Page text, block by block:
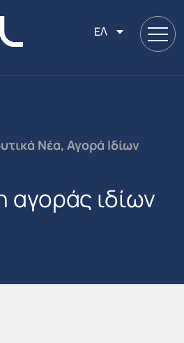
ΕΛ
Νέα, Αγορά Ιδίων
αγοράς ιδίων